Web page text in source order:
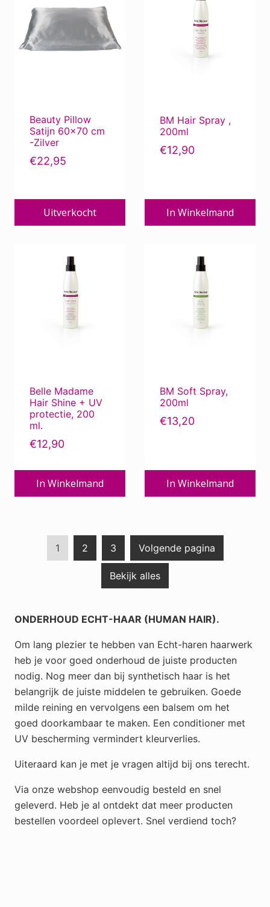
Beauty Pillow
Satijn 60×70 cm
-Zilver
€22,95
Uitverkocht
BM Hair Spray ,
200ml
€12,90
In Winkelmand
Belle Madame
Hair Shine + UV
protectie, 200
ml.
€12,90
In Winkelmand
BM Soft Spray,
200ml
€13,20
In Winkelmand
G
o
a
g
e
1
G
o
a
g
e
2
G
o
t
a
g
e
3 Volgende pagina
Bekijk alles
ONDERHOUD ECHT-HAAR (HUMAN HAIR).
Om lang plezier te hebben van Echt-haren haarwerk
heb je voor goed onderhoud de juiste producten
nodig. Nog meer dan bij synthetisch haar is het
belangrijk de juiste middelen te gebruiken. Goede
milde reining en vervolgens een balsem om het
goed doorkambaar te maken. Een conditioner met
UV bescherming vermindert kleurverlies.
Uiteraard kan je met je vragen altijd bij ons terecht.
Via onze webshop eenvoudig besteld en snel
geleverd. Heb je al ontdekt dat meer producten
bestellen voordeel oplevert. Snel verdiend toch?